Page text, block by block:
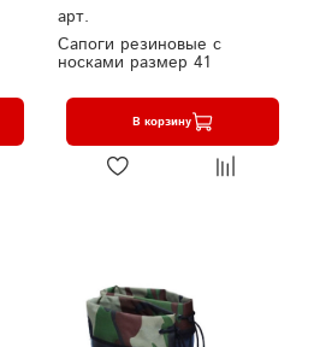
арт.
Сапоги резиновые с
носками размер 41
В корзину